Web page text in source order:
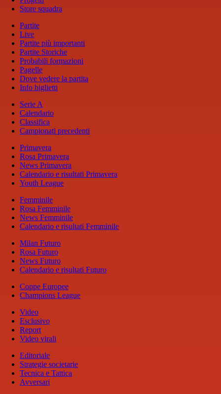
Store squadra
Partite
Live
Partite più importanti
Partite Storiche
Probabili formazioni
Pagelle
Dove vedere la partita
Info biglietti
Serie A
Calendario
Classifica
Campionati precedenti
Primavera
Rosa Primavera
News Primavera
Calendario e risultati Primavera
Youth League
Femminile
Rosa Femminile
News Femminile
Calendario e risultati Femminile
Milan Futuro
Rosa Futuro
News Futuro
Calendario e risultati Futuro
Coppe Europee
Champions League
Video
Esclusivo
Report
Video virali
Editoriale
Strategie societarie
Tecnica e Tattica
Avversari